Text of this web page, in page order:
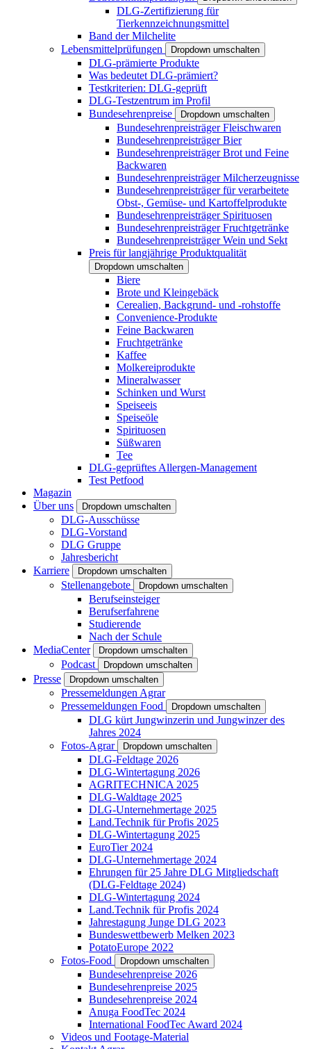
DLG-Zertifizierung für
Tierkennzeichnungsmittel
Band der Milchelite
Lebensmittelprüfungen
Dropdown umschalten
DLG-prämierte Produkte
Was bedeutet DLG-prämiert?
Testkriterien: DLG-geprüft
DLG-Testzentrum im Profil
Bundesehrenpreise
Dropdown umschalten
Bundesehrenpreisträger Fleischwaren
Bundesehrenpreisträger Bier
Bundesehrenpreisträger Brot und Feine
Backwaren
Bundesehrenpreisträger Milcherzeugnisse
Bundesehrenpreisträger für verarbeitete
Obst-, Gemüse- und Kartoffelprodukte
Bundesehrenpreisträger Spirituosen
Bundesehrenpreisträger Fruchtgetränke
Bundesehrenpreisträger Wein und Sekt
Preis für langjährige Produktqualität
Dropdown umschalten
Biere
Brote und Kleingebäck
Cerealien, Backgrund- und -rohstoffe
Convenience-Produkte
Feine Backwaren
Fruchtgetränke
Kaffee
Molkereiprodukte
Mineralwasser
Schinken und Wurst
Speiseeis
Speiseöle
Spirituosen
Süßwaren
Tee
DLG-geprüftes Allergen-Management
Test Petfood
Magazin
Über uns
Dropdown umschalten
DLG-Ausschüsse
DLG-Vorstand
DLG Gruppe
Jahresbericht
Karriere
Dropdown umschalten
Stellenangebote Dropdown umschalten
Berufseinsteiger
Berufserfahrene
Studierende
Nach der Schule
MediaCenter
Dropdown umschalten
Podcast Dropdown umschalten
Presse Dropdown umschalten
Pressemeldungen Agrar
Pressemeldungen Food
Dropdown umschalten
DLG kürt Jungwinzerin und Jungwinzer des
Jahres 2024
Fotos-Agrar
Dropdown umschalten
DLG-Feldtage 2026
DLG-Wintertagung 2026
AGRITECHNICA 2025
DLG-Waldtage 2025
DLG-Unternehmertage 2025
Land.Technik für Profis 2025
DLG-Wintertagung 2025
EuroTier 2024
DLG-Unternehmertage 2024
Ehrungen für 25 Jahre DLG Mitgliedschaft
(DLG-Feldtage 2024)
DLG-Wintertagung 2024
Land.Technik für Profis 2024
Jahrestagung Junge DLG 2023
Bundeswettbewerb Melken 2023
PotatoEurope 2022
Fotos-Food
Dropdown umschalten
Bundesehrenpreise 2026
Bundesehrenpreise 2025
Bundesehrenpreise 2024
Anuga FoodTec 2024
International FoodTec Award 2024
Videos und Footage-Material